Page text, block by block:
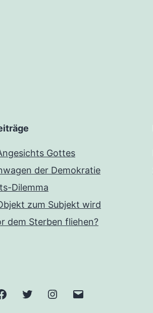
Gottes
der Demokratie
Dilemma
zum Subjekt wird
dem Sterben fliehen?
FacebookTwitter Instagram